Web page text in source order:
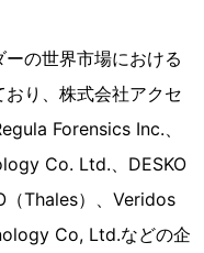
の世界市場における
り、株式会社アクセ
Forensics Inc.、
Co. Ltd.、DESKO
（Thales）、Veridos
Co, Ltd.などの企